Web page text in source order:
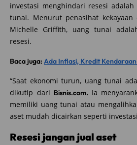
investasi menghindari resesi adalah
tunai. Menurut penasihat
Michelle Griffith, uang tunai
resesi.
Baca juga: Ada Inflasi, Kredit
“Saat ekonomi turun, uang tunai
dikutip dari Bisnis.com. Ia
memiliki uang tunai atau
aset mudah dicairkan seperti
Resesi jangan jual aset